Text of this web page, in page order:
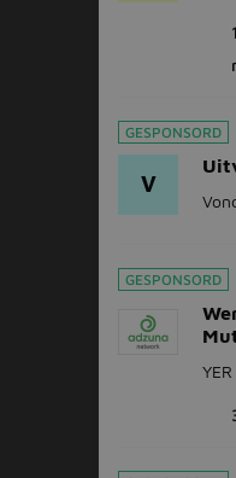
GESPONSORD
V
GESPONSORD
YER